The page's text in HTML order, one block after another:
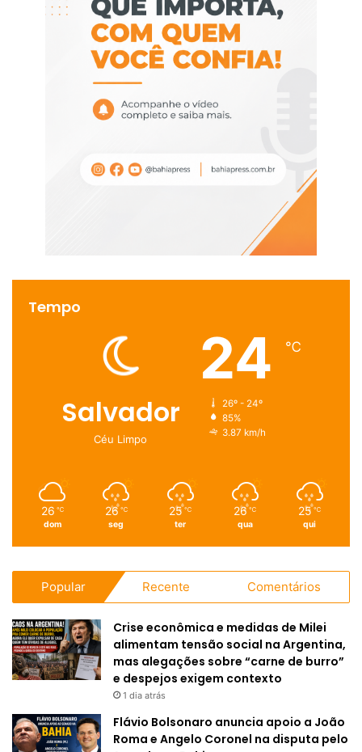
Tempo
Salvador
Céu Limpo
24 ℃
26º - 24º
85%
3.87 km/h
26 ℃
dom
26 ℃
seg
25 ℃
ter
26 ℃
qua
25 ℃
qui
Popular Recente Comentários
Crise econômica e medidas de Milei
alimentam tensão social na Argentina,
mas alegações sobre “carne de burro”
e despejos exigem contexto
1 dia atrás
Flávio Bolsonaro anuncia apoio a João
Roma e Angelo Coronel na disputa pelo